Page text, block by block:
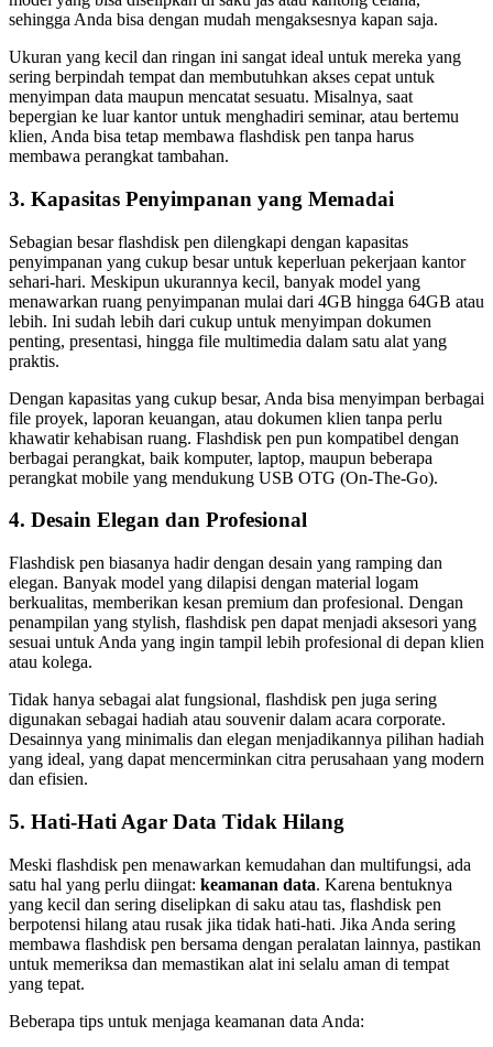
sehingga Anda bisa dengan mudah mengaksesnya kapan saja.
Ukuran yang kecil dan ringan ini sangat ideal untuk mereka yang
sering berpindah tempat dan membutuhkan akses cepat untuk
menyimpan data maupun mencatat sesuatu. Misalnya, saat
bepergian ke luar kantor untuk menghadiri seminar, atau bertemu
klien, Anda bisa tetap membawa flashdisk pen tanpa harus
membawa perangkat tambahan.
3. Kapasitas Penyimpanan yang Memadai
Sebagian besar flashdisk pen dilengkapi dengan kapasitas
penyimpanan yang cukup besar untuk keperluan pekerjaan kantor
sehari-hari. Meskipun ukurannya kecil, banyak model yang
menawarkan ruang penyimpanan mulai dari 4GB hingga 64GB atau
lebih. Ini sudah lebih dari cukup untuk menyimpan dokumen
penting, presentasi, hingga file multimedia dalam satu alat yang
praktis.
Dengan kapasitas yang cukup besar, Anda bisa menyimpan berbagai
file proyek, laporan keuangan, atau dokumen klien tanpa perlu
khawatir kehabisan ruang. Flashdisk pen pun kompatibel dengan
berbagai perangkat, baik komputer, laptop, maupun beberapa
perangkat mobile yang mendukung USB OTG (On-The-Go).
4. Desain Elegan dan Profesional
Flashdisk pen biasanya hadir dengan desain yang ramping dan
elegan. Banyak model yang dilapisi dengan material logam
berkualitas, memberikan kesan premium dan profesional. Dengan
penampilan yang stylish, flashdisk pen dapat menjadi aksesori yang
sesuai untuk Anda yang ingin tampil lebih profesional di depan klien
atau kolega.
Tidak hanya sebagai alat fungsional, flashdisk pen juga sering
digunakan sebagai hadiah atau souvenir dalam acara corporate.
Desainnya yang minimalis dan elegan menjadikannya pilihan hadiah
yang ideal, yang dapat mencerminkan citra perusahaan yang modern
dan efisien.
5. Hati-Hati Agar Data Tidak Hilang
Meski flashdisk pen menawarkan kemudahan dan multifungsi, ada
satu hal yang perlu diingat: keamanan data. Karena bentuknya
yang kecil dan sering diselipkan di saku atau tas, flashdisk pen
berpotensi hilang atau rusak jika tidak hati-hati. Jika Anda sering
membawa flashdisk pen bersama dengan peralatan lainnya, pastikan
untuk memeriksa dan memastikan alat ini selalu aman di tempat
yang tepat.
Beberapa tips untuk menjaga keamanan data Anda: